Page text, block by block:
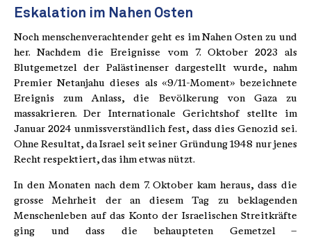
Eskalation im Nahen Osten
Noch menschenverachtender geht es im Nahen Osten zu und
her. Nachdem die Ereignisse vom 7. Oktober 2023 als
Blutgemetzel der Palästinenser dargestellt wurde, nahm
Premier Netanjahu dieses als «9/11-Moment» bezeichnete
Ereignis zum Anlass, die Bevölkerung von Gaza zu
massakrieren. Der Internationale Gerichtshof stellte im
Januar 2024 unmissverständlich fest, dass dies Genozid sei.
Ohne Resultat, da Israel seit seiner Gründung 1948 nur jenes
Recht respektiert, das ihm etwas nützt.
In den Monaten nach dem 7. Oktober kam heraus, dass die
grosse Mehrheit der an diesem Tag zu beklagenden
Menschenleben auf das Konto der Israelischen Streitkräfte
ging und dass die behaupteten Gemetzel –